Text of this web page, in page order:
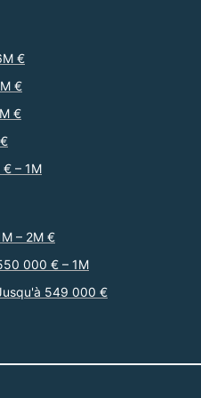
€
€
€
– 1M
– 2M €
000 € – 1M
549 000 €